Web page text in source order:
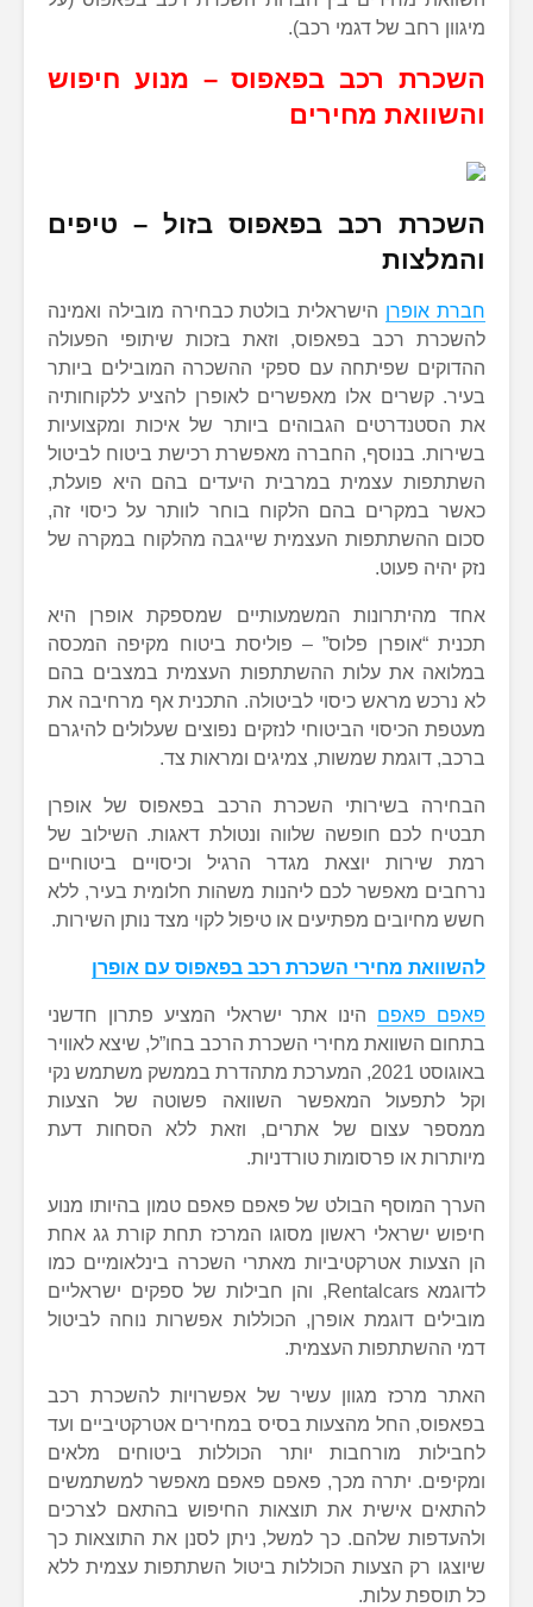
מיגוון רחב של דגמי רכב).
השכרת רכב בפאפוס – מנוע חיפוש
והשוואת מחירים
השכרת רכב בפאפוס בזול – טיפים
והמלצות
חברת אופרן הישראלית בולטת כבחירה מובילה ואמינה
להשכרת רכב בפאפוס, וזאת בזכות שיתופי הפעולה
ההדוקים שפיתחה עם ספקי ההשכרה המובילים ביותר
בעיר. קשרים אלו מאפשרים לאופרן להציע ללקוחותיה
את הסטנדרטים הגבוהים ביותר של איכות ומקצועיות
בשירות. בנוסף, החברה מאפשרת רכישת ביטוח לביטול
השתתפות עצמית במרבית היעדים בהם היא פועלת,
כאשר במקרים בהם הלקוח בוחר לוותר על כיסוי זה,
סכום ההשתתפות העצמית שייגבה מהלקוח במקרה של
נזק יהיה פעוט.
אחד מהיתרונות המשמעותיים שמספקת אופרן היא
תכנית “אופרן פלוס” – פוליסת ביטוח מקיפה המכסה
במלואה את עלות ההשתתפות העצמית במצבים בהם
לא נרכש מראש כיסוי לביטולה. התכנית אף מרחיבה את
מעטפת הכיסוי הביטוחי לנזקים נפוצים שעלולים להיגרם
ברכב, דוגמת שמשות, צמיגים ומראות צד.
הבחירה בשירותי השכרת הרכב בפאפוס של אופרן
תבטיח לכם חופשה שלווה ונטולת דאגות. השילוב של
רמת שירות יוצאת מגדר הרגיל וכיסויים ביטוחיים
נרחבים מאפשר לכם ליהנות משהות חלומית בעיר, ללא
חשש מחיובים מפתיעים או טיפול לקוי מצד נותן השירות.
להשוואת מחירי השכרת רכב בפאפוס עם אופרן
פאפם פאפם הינו אתר ישראלי המציע פתרון חדשני
בתחום השוואת מחירי השכרת הרכב בחו”ל, שיצא לאוויר
באוגוסט 2021, המערכת מתהדרת בממשק משתמש נקי
וקל לתפעול המאפשר השוואה פשוטה של הצעות
ממספר עצום של אתרים, וזאת ללא הסחות דעת
מיותרות או פרסומות טורדניות.
הערך המוסף הבולט של פאפם פאפם טמון בהיותו מנוע
חיפוש ישראלי ראשון מסוגו המרכז תחת קורת גג אחת
הן הצעות אטרקטיביות מאתרי השכרה בינלאומיים כמו
לדוגמא Rentalcars, והן חבילות של ספקים ישראליים
מובילים דוגמת אופרן, הכוללות אפשרות נוחה לביטול
דמי ההשתתפות העצמית.
האתר מרכז מגוון עשיר של אפשרויות להשכרת רכב
בפאפוס, החל מהצעות בסיס במחירים אטרקטיביים ועד
לחבילות מורחבות יותר הכוללות ביטוחים מלאים
ומקיפים. יתרה מכך, פאפם פאפם מאפשר למשתמשים
להתאים אישית את תוצאות החיפוש בהתאם לצרכים
ולהעדפות שלהם. כך למשל, ניתן לסנן את התוצאות כך
שיוצגו רק הצעות הכוללות ביטול השתתפות עצמית ללא
כל תוספת עלות.